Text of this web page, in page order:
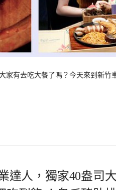
有去吃大餐了嗎？今天來到新
達人，獨家40盎司